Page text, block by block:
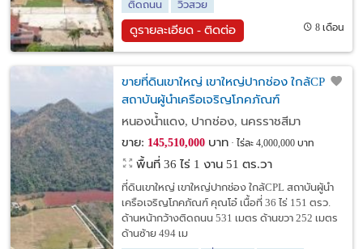
ติดถนน วิวสวย
ดูรายละเอียด - ติดต่อ 8 เดือน
ขายที่ดินเขาใหญ่ เขาใหญ่ปากช่อง ใกล้CPL
สถาบันผู้นำเครือเจริญโภคภัณฑ์
หนองน้ำแดง, ปากช่อง, นครราชสีมา
ขาย: 145,510,000บาท ไร่ละ 4,000,000 บาท
พื้นที่ 36 ไร่ 1 งาน 51 ตร.วา
ที่ดินเขาใหญ่ เขาใหญ่ปากช่อง ใกล้CPL สถาบันผู้นำ
เครือเจริญโภคภัณฑ์ คุณโอ๋ เนื้อที่ 36 ไร่ 151 ตรว.
ด้านหน้ากว้างติดถนน 531 เมตร ด้านขวา 252 เมตร
ด้านซ้าย 494 เม